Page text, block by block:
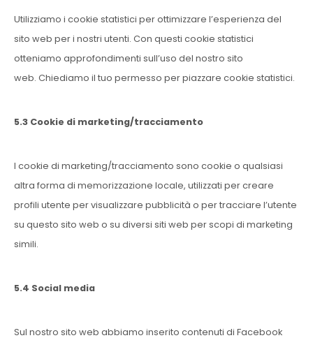
Utilizziamo i cookie statistici per ottimizzare l’esperienza del
sito web per i nostri utenti. Con questi cookie statistici
otteniamo approfondimenti sull’uso del nostro sito
web. Chiediamo il tuo permesso per piazzare cookie statistici.
5.3 Cookie di marketing/tracciamento
I cookie di marketing/tracciamento sono cookie o qualsiasi
altra forma di memorizzazione locale, utilizzati per creare
profili utente per visualizzare pubblicità o per tracciare l’utente
su questo sito web o su diversi siti web per scopi di marketing
simili.
5.4 Social media
Sul nostro sito web abbiamo inserito contenuti di Facebook